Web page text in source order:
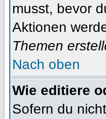
musst, bevor
Aktionen
Themen
Nach oben
Wie editiere
Sofern du